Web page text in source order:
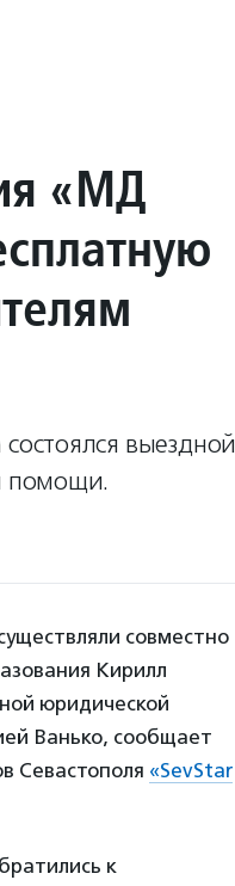
«МД
выездной
помощи.
совместно
Кирилл
юридической
Ванько, сообщает
Севастополя «SevStar
к